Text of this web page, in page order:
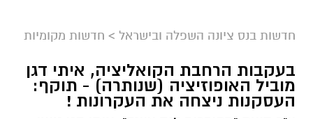
חדשות בנס ציונה השפלה ובישראל > חדשות מקומיות
בעקבות הרחבת הקואליציה, איתי דגן
מוביל האופוזיציה (שנותרה) - תוקף:
העסקנות ניצחה את העקרונות !